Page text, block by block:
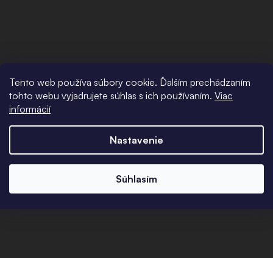
Tento web používa súbory cookie. Ďalším prechádzaním
tohto webu vyjadrujete súhlas s ich používaním. Viac
informácií
Nastavenie
Súhlasím